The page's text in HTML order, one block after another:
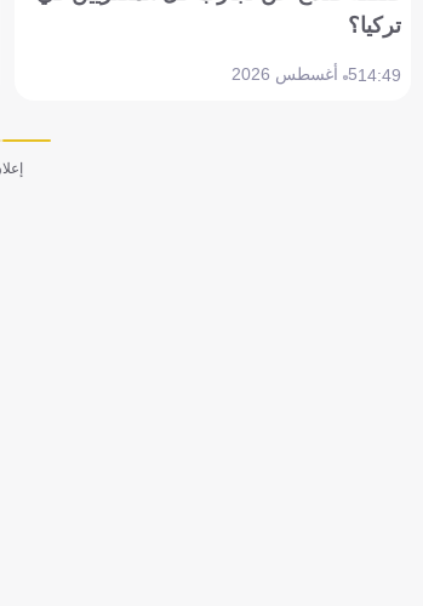
تركيا؟
14:495 أغسطس 2026